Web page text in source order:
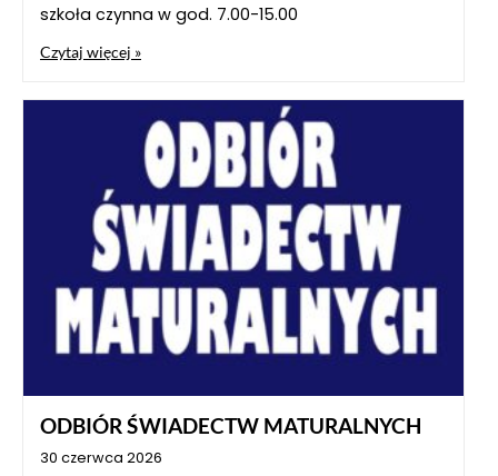
szkoła czynna w god. 7.00-15.00
Czytaj więcej »
ODBIÓR ŚWIADECTW MATURALNYCH
30 czerwca 2026